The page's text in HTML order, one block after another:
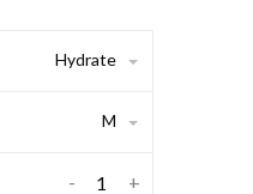
Hydrate
M
+
-